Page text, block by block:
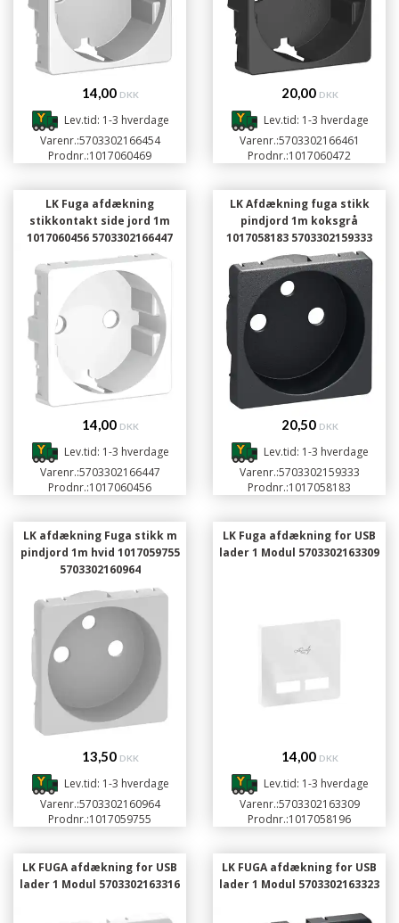
14,00 DKK
Lev.tid: 1-3 hverdage
Varenr.:5703302166454
Prodnr.:1017060469
20,00 DKK
Lev.tid: 1-3 hverdage
Varenr.:5703302166461
Prodnr.:1017060472
LK Fuga afdækning
stikkontakt side jord 1m
1017060456 5703302166447
14,00 DKK
Lev.tid: 1-3 hverdage
Varenr.:5703302166447
Prodnr.:1017060456
LK Afdækning fuga stikk
pindjord 1m koksgrå
1017058183 5703302159333
20,50 DKK
Lev.tid: 1-3 hverdage
Varenr.:5703302159333
Prodnr.:1017058183
LK afdækning Fuga stikk m
pindjord 1m hvid 1017059755
5703302160964
13,50 DKK
Lev.tid: 1-3 hverdage
Varenr.:5703302160964
Prodnr.:1017059755
LK Fuga afdækning for USB
lader 1 Modul 5703302163309
14,00 DKK
Lev.tid: 1-3 hverdage
Varenr.:5703302163309
Prodnr.:1017058196
LK FUGA afdækning for USB
lader 1 Modul 5703302163316
LK FUGA afdækning for USB
lader 1 Modul 5703302163323